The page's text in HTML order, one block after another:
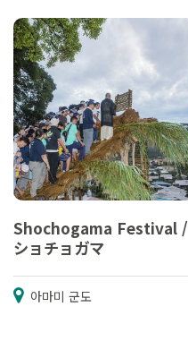
Shochogama Festival /
ショチョガマ
아마미 군도